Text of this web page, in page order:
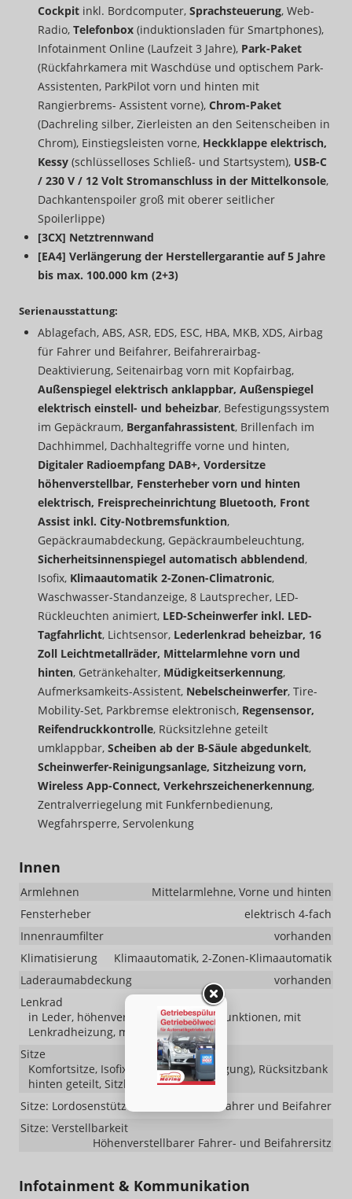
Cockpit inkl. Bordcomputer, Sprachsteuerung, Web-
Radio, Telefonbox (induktionsladen für Smartphones),
Infotainment Online (Laufzeit 3 Jahre), Park-Paket
(Rückfahrkamera mit Waschdüse und optischem Park-
Assistenten, ParkPilot vorn und hinten mit
Rangierbrems- Assistent vorne), Chrom-Paket
(Dachreling silber, Zierleisten an den Seitenscheiben in
Chrom), Einstiegsleisten vorne, Heckklappe elektrisch,
Kessy (schlüsselloses Schließ- und Startsystem), USB-C
/ 230 V / 12 Volt Stromanschluss in der Mittelkonsole,
Dachkantenspoiler groß mit oberer seitlicher
Spoilerlippe)
[3CX] Netztrennwand
[EA4] Verlängerung der Herstellergarantie auf 5 Jahre
bis max. 100.000 km (2+3)
Serienausstattung:
Ablagefach, ABS, ASR, EDS, ESC, HBA, MKB, XDS, Airbag
für Fahrer und Beifahrer, Beifahrerairbag-
Deaktivierung, Seitenairbag vorn mit Kopfairbag,
Außenspiegel elektrisch anklappbar, Außenspiegel
elektrisch einstell- und beheizbar, Befestigungssystem
im Gepäckraum, Berganfahrassistent, Brillenfach im
Dachhimmel, Dachhaltegriffe vorne und hinten,
Digitaler Radioempfang DAB+, Vordersitze
höhenverstellbar, Fensterheber vorn und hinten
elektrisch, Freisprecheinrichtung Bluetooth, Front
Assist inkl. City-Notbremsfunktion,
Gepäckraumabdeckung, Gepäckraumbeleuchtung,
Sicherheitsinnenspiegel automatisch abblendend,
Isofix, Klimaautomatik 2-Zonen-Climatronic,
Waschwasser-Standanzeige, 8 Lautsprecher, LED-
Rückleuchten animiert, LED-Scheinwerfer inkl. LED-
Tagfahrlicht, Lichtsensor, Lederlenkrad beheizbar, 16
Zoll Leichtmetallräder, Mittelarmlehne vorn und
hinten, Getränkehalter, Müdigkeitserkennung,
Aufmerksamkeits-Assistent, Nebelscheinwerfer, Tire-
Mobility-Set, Parkbremse elektronisch, Regensensor,
Reifendruckkontrolle, Rücksitzlehne geteilt
umklappbar, Scheiben ab der B-Säule abgedunkelt,
Scheinwerfer-Reinigungsanlage, Sitzheizung vorn,
Wireless App-Connect, Verkehrszeichenerkennung,
Zentralverriegelung mit Funkfernbedienung,
Wegfahrsperre, Servolenkung
Innen
Armlehnen
Mittelarmlehne, Vorne und hinten
Fensterheber
elektrisch 4-fach
Innenraumfilter
vorhanden
Klimatisierung
Klimaautomatik, 2-Zonen-Klimaautomatik
Laderaumabdeckung
vorhanden
Lenkrad
in Leder, höhenverstellbar, mit Multifunktionen, mit
Lenkradheizung, mit Schaltwippen
Sitze
Komfortsitze, Isofix (Kindersitzbefestigung), Rücksitzbank
hinten geteilt, Sitzheizung
Sitze: Lordosenstütze
Fahrer und Beifahrer
Sitze: Verstellbarkeit
Höhenverstellbarer Fahrer- und Beifahrersitz
Infotainment & Kommunikation